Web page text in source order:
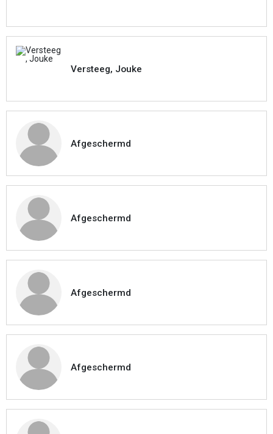
Versteeg, Jouke
Afgeschermd
Afgeschermd
Afgeschermd
Afgeschermd